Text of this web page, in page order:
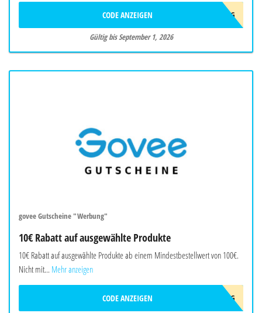
AFF10AUG
CODE ANZEIGEN
Gültig bis September 1, 2026
govee Gutscheine "Werbung"
10€ Rabatt auf ausgewählte Produkte
10€ Rabatt auf ausgewählte Produkte ab einem Mindestbestellwert von 100€.
Nicht mit... Mehr anzeigen
10AFFAUG
CODE ANZEIGEN